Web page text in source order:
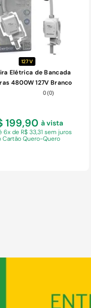
127 V
Elétrica de Bancada
4800W 127V Branco
0(0)
199,90 à vista
6x de R$ 33,31 sem juros
Cartão Quero-Quero